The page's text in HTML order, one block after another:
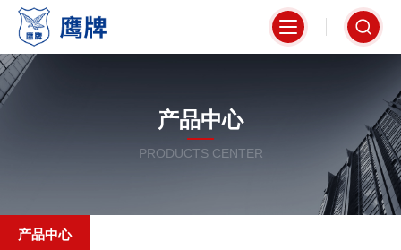
产品中心
PRODUCTS CENTER
产品中心